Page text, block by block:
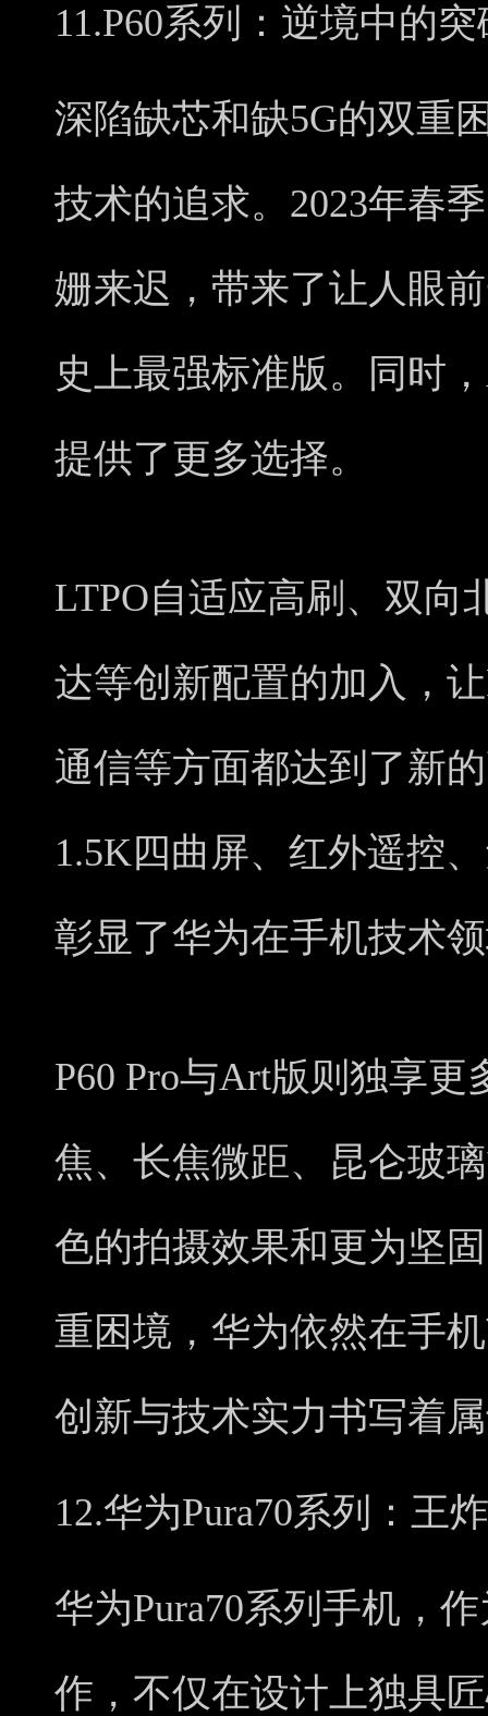
11.P60系列：逆境中的突
深陷缺芯和缺5G的双重
技术的追求。2023年春
姗来迟，带来了让人眼
史上最强标准版。同时
提供了更多选择。
LTPO自适应高刷、双向
达等创新配置的加入，
通信等方面都达到了新
1.5K四曲屏、红外遥控
彰显了华为在手机技术
P60 Pro与Art版则独享
焦、长焦微距、昆仑玻
色的拍摄效果和更为坚
重困境，华为依然在手
创新与技术实力书写着
12.华为Pura70系列：王
华为Pura70系列手机，
作，不仅在设计上独具